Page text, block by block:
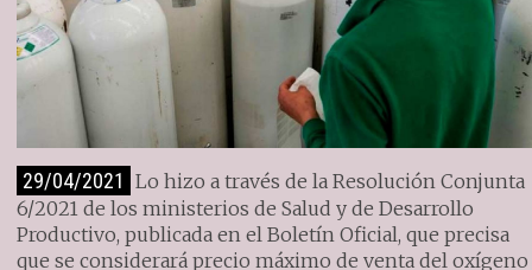
29/04/2021 Lo hizo a través de la Resolución Conjunta
6/2021 de los ministerios de Salud y de Desarrollo
Productivo, publicada en el Boletín Oficial, que precisa
que se considerará precio máximo de venta del oxígeno